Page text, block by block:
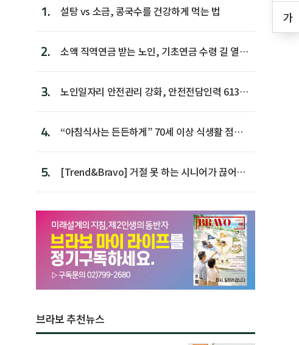
가
1. 설탕 vs 소금, 콩국수를 건강하게 먹는 법
2.
소액 직역연금 받는 노인, 기초연금 수령 길 열린
3.
노인일자리 안전관리 강화, 안전전담인력 613명
4.
“아침식사는 든든하게” 70세 이상 식생활 점수
5.
[Trend&Bravo] 거절 못 하는 시니어가 끊어야
브라보 추천뉴스